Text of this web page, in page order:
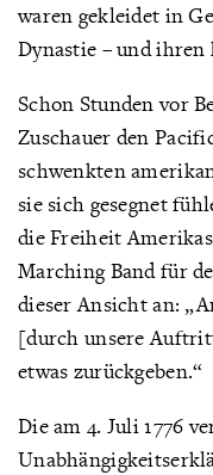
waren gekleidet in
Dynastie – und
Schon Stunden vor
Zuschauer den
schwenkten
sie sich gesegnet
die Freiheit
Marching Band für
dieser Ansicht an:
[durch unsere
etwas zurückgeben.“
Die am 4. Juli 1776